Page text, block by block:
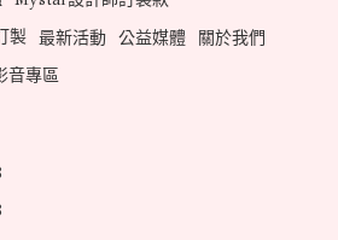
製 最新活動 公益媒體
關於我們
音專區